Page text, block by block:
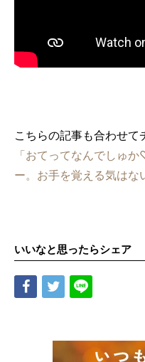
こちらの記事も合わせて
「おてってなんでしゅ
ー。お手を覚える気はな
いいなと思ったらシェア
Share Tweet